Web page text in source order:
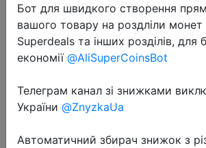
2019-05-30
Бот для швидкого створення
вашого товару на роздліли монет
Superdeals та інших розділів, для
економії @AliSuperCoinsBot
Телеграм канал зі знижками
України @ZnyzkaUa
Автоматичний збирач знижок з